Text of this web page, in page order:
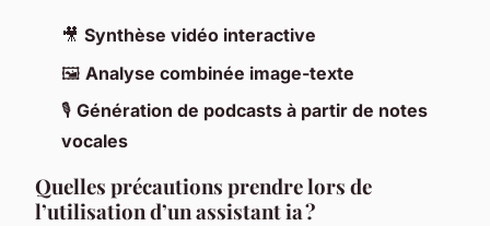
🎥 Synthèse vidéo interactive
🖼️ Analyse combinée image-texte
🎙️ Génération de podcasts à partir de notes
vocales
Quelles précautions prendre lors de
l’utilisation d’un assistant ia ?